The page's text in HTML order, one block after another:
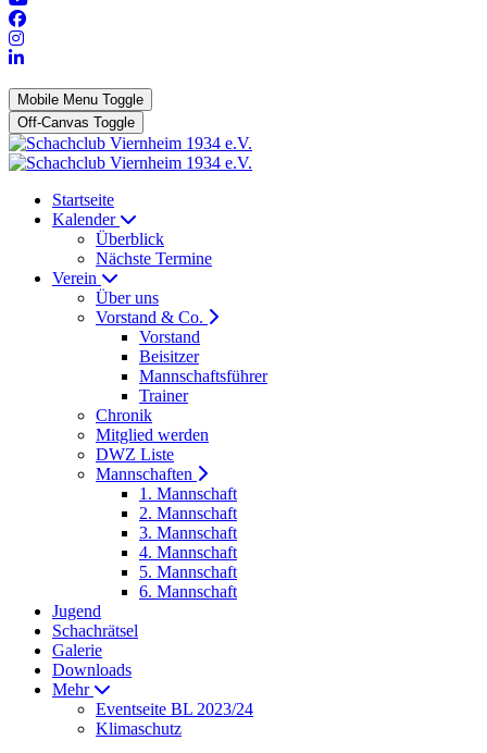
Mobile Menu Toggle
Off-Canvas Toggle
Startseite
Kalender
Überblick
Nächste Termine
Verein
Über uns
Vorstand & Co.
Vorstand
Beisitzer
Mannschaftsführer
Trainer
Chronik
Mitglied werden
DWZ Liste
Mannschaften
1. Mannschaft
2. Mannschaft
3. Mannschaft
4. Mannschaft
5. Mannschaft
6. Mannschaft
Jugend
Schachrätsel
Galerie
Downloads
Mehr
Eventseite BL 2023/24
Klimaschutz